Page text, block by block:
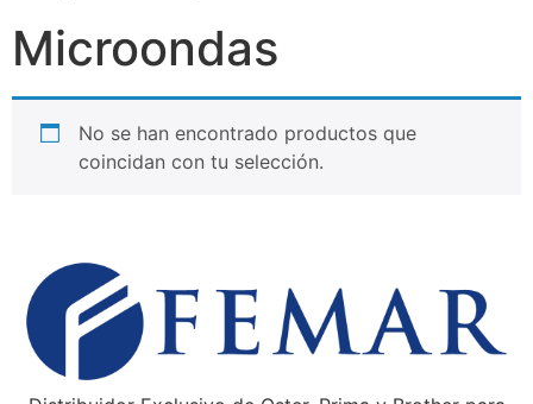
Microondas
No se han encontrado productos que
coincidan con tu selección.